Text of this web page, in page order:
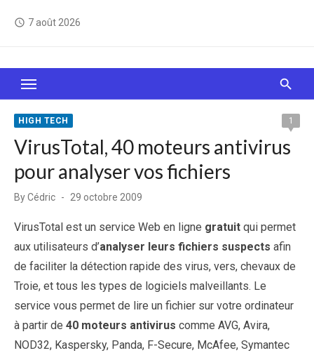
access_time 7 août 2026
Le Web, c'est comme une boîte de chocolats… On
sait jamais sur quoi on va tomber !
HIGH TECH 1
VirusTotal, 40 moteurs antivirus
pour analyser vos fichiers
ByCédric
Posted
29 octobre 2009
VirusTotal est un service Web en ligne gratuit qui permet
aux utilisateurs d’analyser leurs fichiers suspects afin
de faciliter la détection rapide des virus, vers, chevaux de
Troie, et tous les types de logiciels malveillants. Le
service vous permet de lire un fichier sur votre ordinateur
à partir de 40 moteurs antivirus comme AVG, Avira,
NOD32, Kaspersky, Panda, F-Secure, McAfee, Symantec